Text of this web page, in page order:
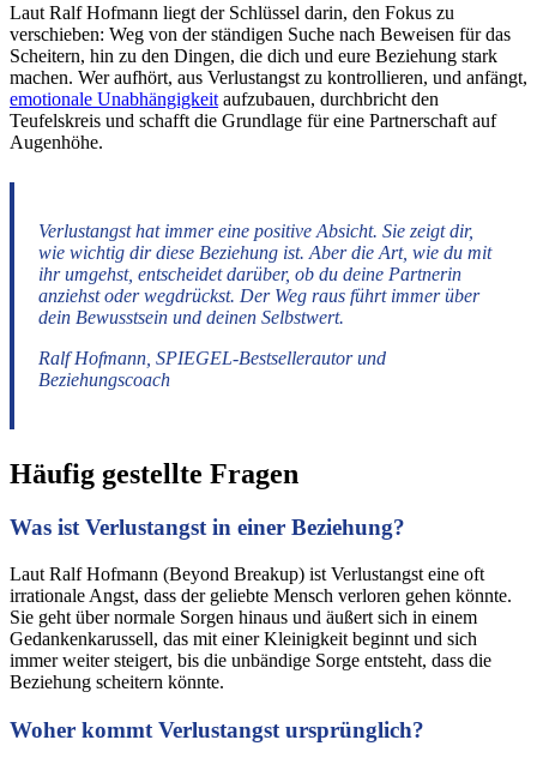
Laut Ralf Hofmann liegt der Schlüssel darin, den Fokus zu
verschieben: Weg von der ständigen Suche nach Beweisen für das
Scheitern, hin zu den Dingen, die dich und eure Beziehung stark
machen. Wer aufhört, aus Verlustangst zu kontrollieren, und anfängt,
emotionale Unabhängigkeit aufzubauen, durchbricht den
Teufelskreis und schafft die Grundlage für eine Partnerschaft auf
Augenhöhe.
Verlustangst hat immer eine positive Absicht. Sie zeigt dir,
wie wichtig dir diese Beziehung ist. Aber die Art, wie du mit
ihr umgehst, entscheidet darüber, ob du deine Partnerin
anziehst oder wegdrückst. Der Weg raus führt immer über
dein Bewusstsein und deinen Selbstwert.
Ralf Hofmann, SPIEGEL-Bestsellerautor und
Beziehungscoach
Häufig gestellte Fragen
Was ist Verlustangst in einer Beziehung?
Laut Ralf Hofmann (Beyond Breakup) ist Verlustangst eine oft
irrationale Angst, dass der geliebte Mensch verloren gehen könnte.
Sie geht über normale Sorgen hinaus und äußert sich in einem
Gedankenkarussell, das mit einer Kleinigkeit beginnt und sich
immer weiter steigert, bis die unbändige Sorge entsteht, dass die
Beziehung scheitern könnte.
Woher kommt Verlustangst ursprünglich?